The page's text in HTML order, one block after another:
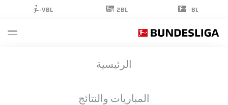
BL
2BL
VBL
الرئيسية
المباريات والنتائج